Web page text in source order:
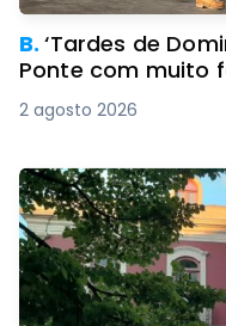
B.‘Tardes de
Ponte com muito
2 agosto 2026